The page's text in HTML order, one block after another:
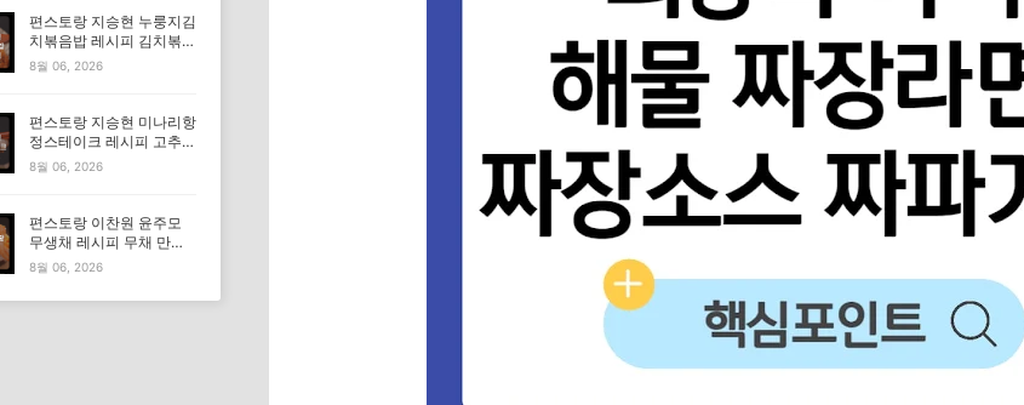
편스토랑 지승현 누룽지김
치볶음밥 레시피 김치볶음
밥 만드는법
8월 06, 2026
편스토랑 지승현 미나리항
정스테이크 레시피 고추장
마요소스 만드는법
8월 06, 2026
편스토랑 이찬원 윤주모
무생채 레시피 무채 만드
는법
8월 06, 2026